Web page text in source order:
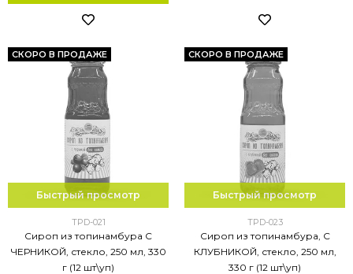
СКОРО В ПРОДАЖЕ
Быстрый просмотр
TPD-021
Сироп из топинамбура С
ЧЕРНИКОЙ, стекло, 250 мл, 330
г (12 шт\уп)
СКОРО В ПРОДАЖЕ
Быстрый просмотр
TPD-023
Сироп из топинамбура, С
КЛУБНИКОЙ, стекло, 250 мл,
330 г (12 шт\уп)